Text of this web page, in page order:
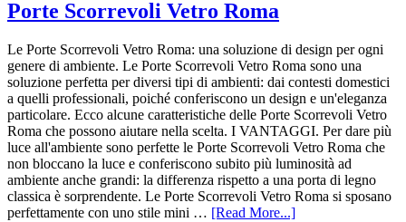
Porte Scorrevoli Vetro Roma
Le Porte Scorrevoli Vetro Roma: una soluzione di design per ogni
genere di ambiente. Le Porte Scorrevoli Vetro Roma sono una
soluzione perfetta per diversi tipi di ambienti: dai contesti domestici
a quelli professionali, poiché conferiscono un design e un'eleganza
particolare. Ecco alcune caratteristiche delle Porte Scorrevoli Vetro
Roma che possono aiutare nella scelta. I VANTAGGI. Per dare più
luce all'ambiente sono perfette le Porte Scorrevoli Vetro Roma che
non bloccano la luce e conferiscono subito più luminosità ad
ambiente anche grandi: la differenza rispetto a una porta di legno
classica è sorprendente. Le Porte Scorrevoli Vetro Roma si sposano
perfettamente con uno stile mini … [Read More...]